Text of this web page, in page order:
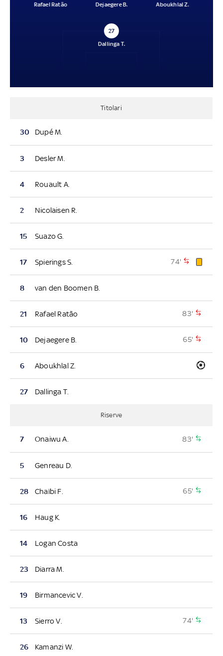
Rafael Ratão
Dejaegere B.
Aboukhlal Z.
27
Dallinga T.
Titolari
30 Dupé M.
3 Desler M.
4 Rouault A.
2 Nicolaisen R.
15 Suazo G.
17 Spierings S. 74'
8 van den Boomen B.
21 Rafael Ratão 83'
10 Dejaegere B. 65'
6 Aboukhlal Z.
27 Dallinga T.
Riserve
7 Onaiwu A. 83'
5 Genreau D.
28 Chaïbi F. 65'
16 Haug K.
14 Logan Costa
23 Diarra M.
19 Birmancevic V.
13 Sierro V. 74'
26 Kamanzi W.